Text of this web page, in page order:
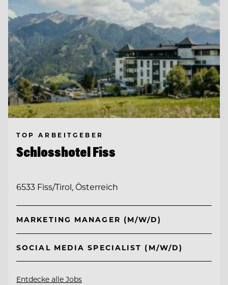
TOP ARBEITGEBER
Schlosshotel Fiss
6533 Fiss/Tirol, Österreich
MARKETING MANAGER (M/W/D)
SOCIAL MEDIA SPECIALIST (M/W/D)
Entdecke alle Jobs